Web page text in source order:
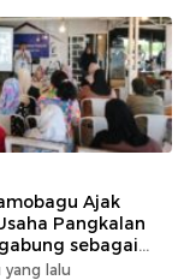
Ajak
Pangkalan
sebagai
lalu